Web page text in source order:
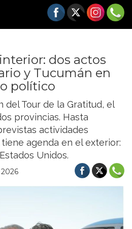
dos actos
y Tucumán en
político
del Tour de la Gratitud, el
provincias. Hasta
actividades
agenda en el exterior:
Unidos.